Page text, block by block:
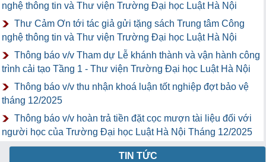
nghệ thông tin và Thư viện Trường Đại học Luật Hà Nội
Thư Cảm Ơn tới tác giả gửi tặng sách Trung tâm Công
nghệ thông tin và Thư viện Trường Đại học Luật Hà Nội
Thông báo v/v Tham dự Lễ khánh thành và vận hành công
trình cải tạo Tầng 1 - Thư viện Trường Đại học Luật Hà Nội
Thông báo v/v thu nhận khoá luận tốt nghiệp đợt bảo vệ
tháng 12/2025
Thông báo v/v hoàn trả tiền đặt cọc mượn tài liệu đối với
người học của Trường Đại học Luật Hà Nội Tháng 12/2025
TIN TỨC